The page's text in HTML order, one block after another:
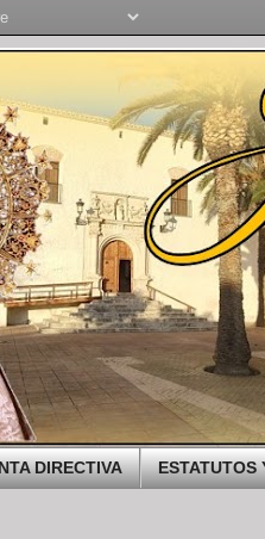
DIRECTIVA ESTATUTOS